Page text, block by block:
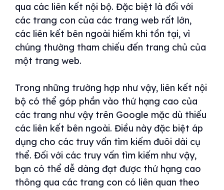
qua các liên kết nội bộ. Đặc biệt là đối với
các trang con của các trang web rất lớn,
các liên kết bên ngoài hiếm khi tồn tại, vì
chúng thường tham chiếu đến trang chủ của
một trang web.
Trong những trường hợp như vậy, liên kết nội
bộ có thể góp phần vào thứ hạng cao của
các trang như vậy trên Google mặc dù thiếu
các liên kết bên ngoài. Điều này đặc biệt áp
dụng cho các truy vấn tìm kiếm đuôi dài cụ
thể. Đối với các truy vấn tìm kiếm như vậy,
bạn có thể dễ dàng đạt được thứ hạng cao
thông qua các trang con có liên quan theo